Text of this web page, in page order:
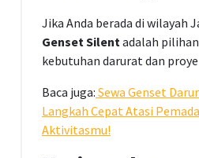
Jika Anda berada di wilayah
Genset Silent adalah
kebutuhan darurat dan
Baca juga: Sewa Genset
Langkah Cepat Atasi
Aktivitasmu!